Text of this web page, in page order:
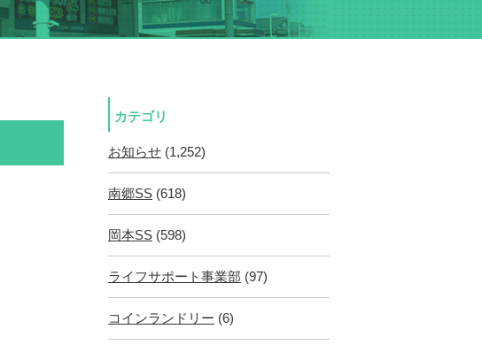
カテゴリ
お知らせ (1,252)
南郷SS (618)
岡本SS (598)
ライフサポート事業部 (97)
コインランドリー (6)